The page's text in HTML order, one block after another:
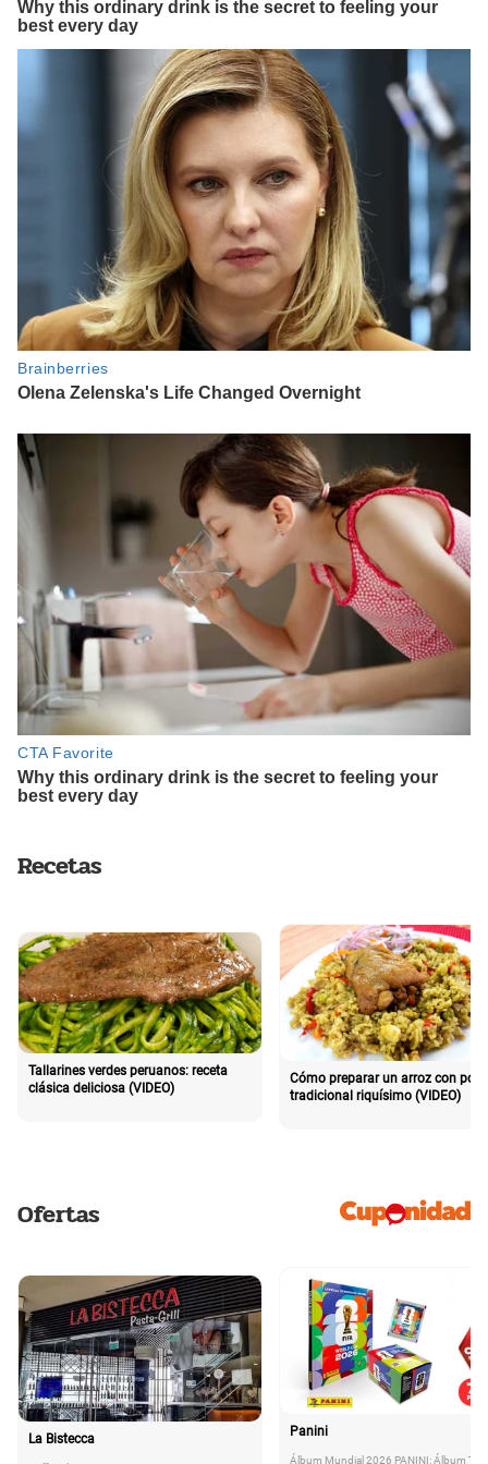
Recetas
Tallarines verdes peruanos: receta
clásica deliciosa (VIDEO)
Cómo preparar un arroz con pollo
tradicional riquísimo (VIDEO)
Ofertas
La Bistecca Panini
Álbum Mundial 2026 PANINI: Álbum